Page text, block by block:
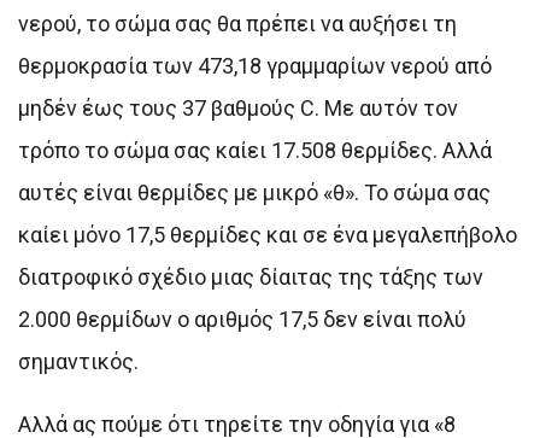
νερού, το σώμα σας θα πρέπει να αυξήσει τη
θερμοκρασία των 473,18 γραμμαρίων νερού από
μηδέν έως τους 37 βαθμούς C. Με αυτόν τον
τρόπο το σώμα σας καίει 17.508 θερμίδες. Αλλά
αυτές είναι θερμίδες με μικρό «θ». Το σώμα σας
καίει μόνο 17,5 θερμίδες και σε ένα μεγαλεπήβολο
διατροφικό σχέδιο μιας δίαιτας της τάξης των
2.000 θερμίδων ο αριθμός 17,5 δεν είναι πολύ
σημαντικός.
Αλλά ας πούμε ότι τηρείτε την οδηγία για «8